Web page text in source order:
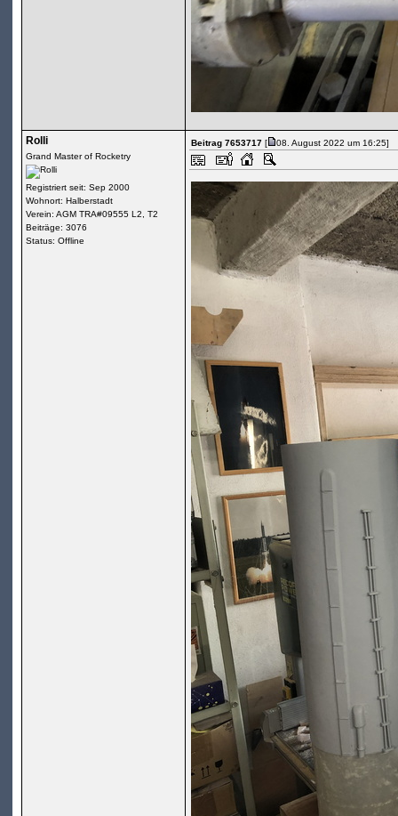
Rolli
Grand Master of Rocketry
Registriert seit: Sep 2000
Wohnort: Halberstadt
Verein: AGM TRA#09555 L2, T2
Beiträge: 3076
Status: Offline
Beitrag 7653717[ 08. August 2022 um 16:25]